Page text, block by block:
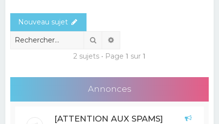
r
Nouveau sujet
Rechercher
2 sujets • Page 1 sur 1
Annonces
[ATTENTION AUX SPAMS]